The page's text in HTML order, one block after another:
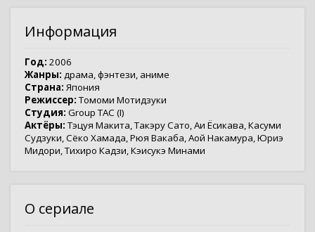
Информация
Год: 2006
Жанры: драма,фэнтези, аниме
Страна: Япония
Режиссер: Томоми Мотидзуки
Студия: Group TAC (I)
Актёры: Тэцуя Макита,Такэру Сато,Аи Ёсикава,Касуми
Судзуки,Сёко Хамада,Рюя Вакаба,Аой Накамура,Юриэ
Мидори,Тихиро Кадзи,Кэисукэ Минами
О сериале